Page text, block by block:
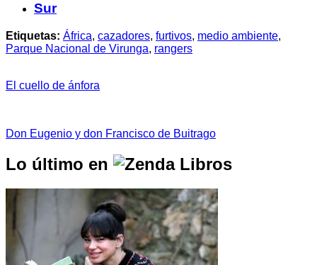
Sur
Etiquetas: África, cazadores, furtivos, medio ambiente,
Parque Nacional de Virunga, rangers
El cuello de ánfora
Don Eugenio y don Francisco de Buitrago
Lo último en